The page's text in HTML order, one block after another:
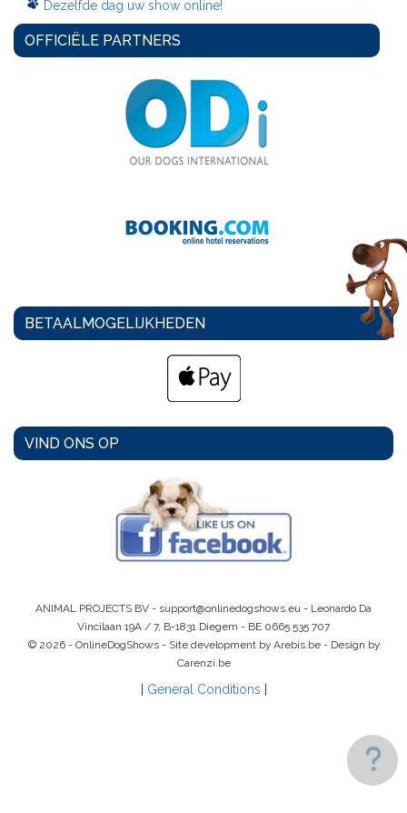
Dezelfde dag uw show online!
OFFICIËLE PARTNERS
BETAALMOGELIJKHEDEN
VIND ONS OP
ANIMAL PROJECTS BV - support@onlinedogshows.eu - Leonardo Da
Vincilaan 19A / 7, B-1831 Diegem - BE 0665 535 707
© 2026 - OnlineDogShows - Site development by Arebis.be - Design by
Carenzi.be
General Conditions